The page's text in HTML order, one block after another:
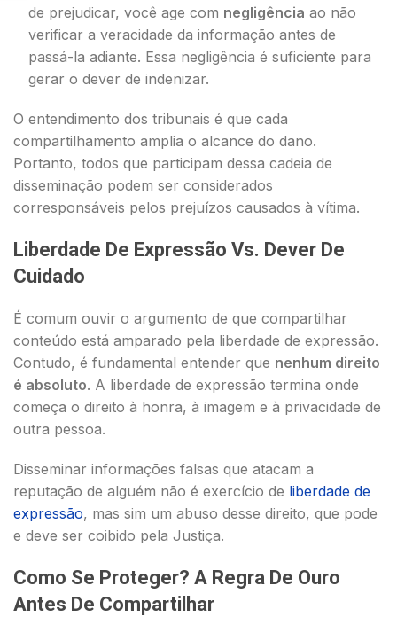
de prejudicar, você age com negligência ao não
verificar a veracidade da informação antes de
passá-la adiante. Essa negligência é suficiente para
gerar o dever de indenizar.
O entendimento dos tribunais é que cada
compartilhamento amplia o alcance do dano.
Portanto, todos que participam dessa cadeia de
disseminação podem ser considerados
corresponsáveis pelos prejuízos causados à vítima.
Liberdade De Expressão Vs. Dever De
Cuidado
É comum ouvir o argumento de que compartilhar
conteúdo está amparado pela liberdade de expressão.
Contudo, é fundamental entender que nenhum direito
é absoluto. A liberdade de expressão termina onde
começa o direito à honra, à imagem e à privacidade de
outra pessoa.
Disseminar informações falsas que atacam a
reputação de alguém não é exercício de liberdade de
expressão, mas sim um abuso desse direito, que pode
e deve ser coibido pela Justiça.
Como Se Proteger? A Regra De Ouro
Antes De Compartilhar